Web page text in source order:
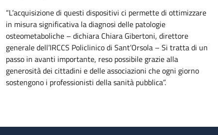
“L’acquisizione di questi dispositivi ci permette di ottimizzare
in misura significativa la diagnosi delle patologie
osteometaboliche – dichiara Chiara Gibertoni, direttore
generale dell’IRCCS Policlinico di Sant’Orsola – Si tratta di un
passo in avanti importante, reso possibile grazie alla
generosità dei cittadini e delle associazioni che ogni giorno
sostengono i professionisti della sanità pubblica”.